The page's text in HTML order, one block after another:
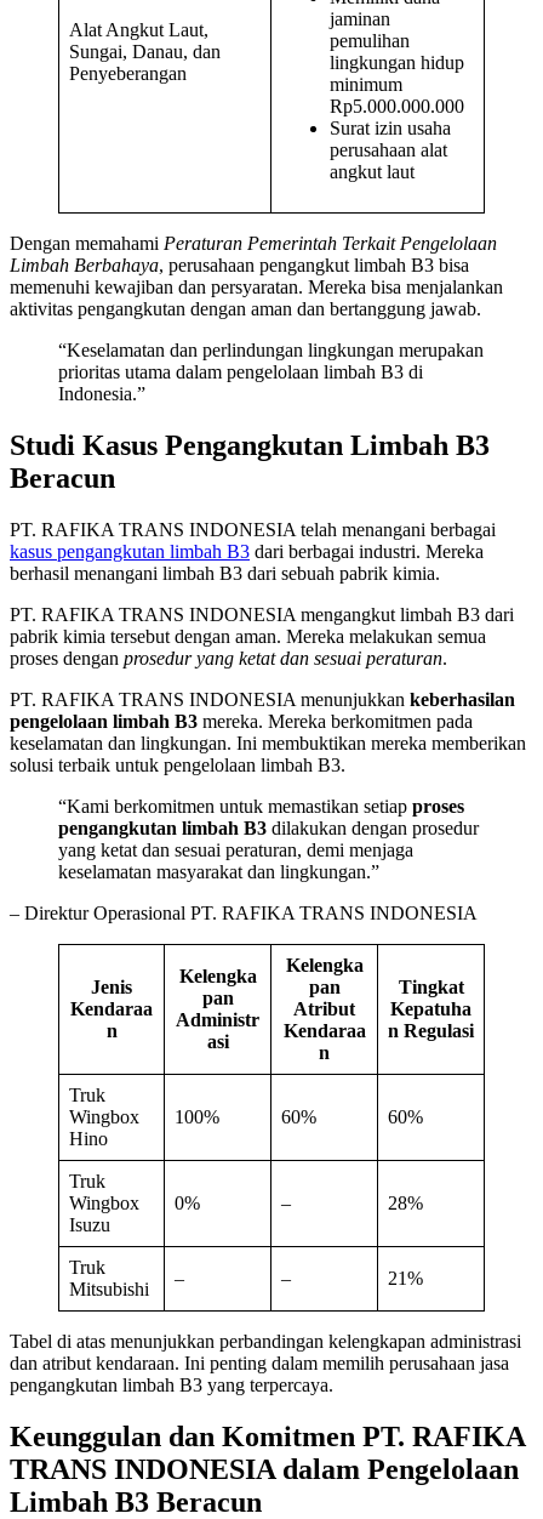
Alat Angkut Laut,
Sungai, Danau, dan
Penyeberangan
jaminan
pemulihan
lingkungan hidup
minimum
Rp5.000.000.000
Surat izin usaha
perusahaan alat
angkut laut
Dengan memahami Peraturan Pemerintah Terkait Pengelolaan
Limbah Berbahaya, perusahaan pengangkut limbah B3 bisa
memenuhi kewajiban dan persyaratan. Mereka bisa menjalankan
aktivitas pengangkutan dengan aman dan bertanggung jawab.
“Keselamatan dan perlindungan lingkungan merupakan
prioritas utama dalam pengelolaan limbah B3 di
Indonesia.”
Studi Kasus Pengangkutan Limbah B3
Beracun
PT. RAFIKA TRANS INDONESIA telah menangani berbagai
kasus pengangkutan limbah B3 dari berbagai industri. Mereka
berhasil menangani limbah B3 dari sebuah pabrik kimia.
PT. RAFIKA TRANS INDONESIA mengangkut limbah B3 dari
pabrik kimia tersebut dengan aman. Mereka melakukan semua
proses dengan prosedur yang ketat dan sesuai peraturan.
PT. RAFIKA TRANS INDONESIA menunjukkan keberhasilan
pengelolaan limbah B3 mereka. Mereka berkomitmen pada
keselamatan dan lingkungan. Ini membuktikan mereka memberikan
solusi terbaik untuk pengelolaan limbah B3.
“Kami berkomitmen untuk memastikan setiap proses
pengangkutan limbah B3 dilakukan dengan prosedur
yang ketat dan sesuai peraturan, demi menjaga
keselamatan masyarakat dan lingkungan.”
– Direktur Operasional PT. RAFIKA TRANS INDONESIA
Jenis
Kendaraa
n
Kelengka
pan
Administr
asi
Kelengka
pan
Atribut
Kendaraa
n
Tingkat
Kepatuha
n Regulasi
Truk
Wingbox
Hino
100% 60% 60%
Truk
Wingbox
Isuzu
0% – 28%
Truk
Mitsubishi
– – 21%
Tabel di atas menunjukkan perbandingan kelengkapan administrasi
dan atribut kendaraan. Ini penting dalam memilih perusahaan jasa
pengangkutan limbah B3 yang terpercaya.
Keunggulan dan Komitmen PT. RAFIKA
TRANS INDONESIA dalam Pengelolaan
Limbah B3 Beracun